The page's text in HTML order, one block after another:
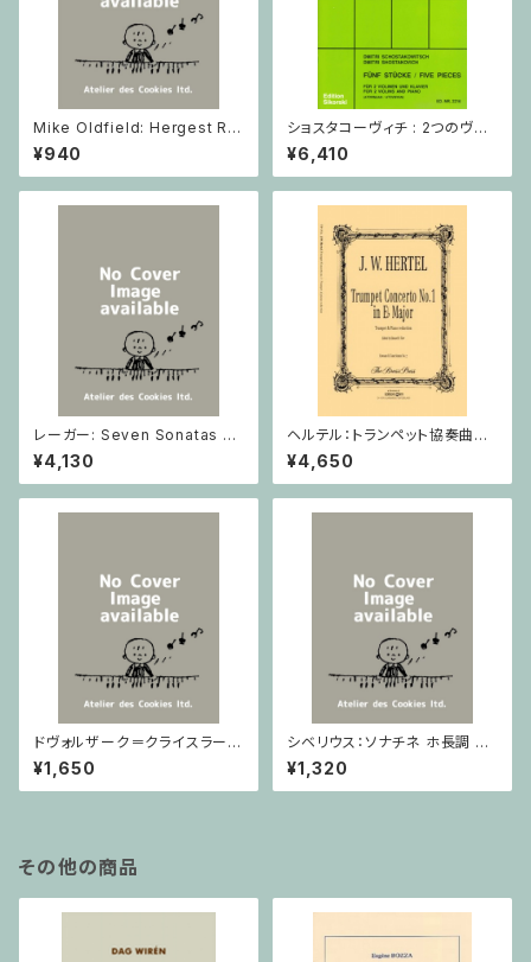
Mike Oldfield: Hergest Rid
ge / ピアノ
¥940
ショスタコーヴィチ : 2つのヴァ
イオリンとピアノのための 5つの
小品 / ヴァイオリン2とピアノ
¥6,410
レーガー: Seven Sonatas o
p. 91 Heft 2 / ヴァイオリン
¥4,130
ヘルテル：トランペット協奏曲第1
番 変ホ長調/トランペット・ピア
ノ
¥4,650
ドヴォルザーク＝クライスラー：
スラヴ幻想曲 ロ短調 from Op.
55-4, Op.75 / ヴァイオリンと
ピアノ
¥1,650
シベリウス：ソナチネ ホ長調 O
p.80 / ヴァイオリンとピアノ
¥1,320
その他の商品